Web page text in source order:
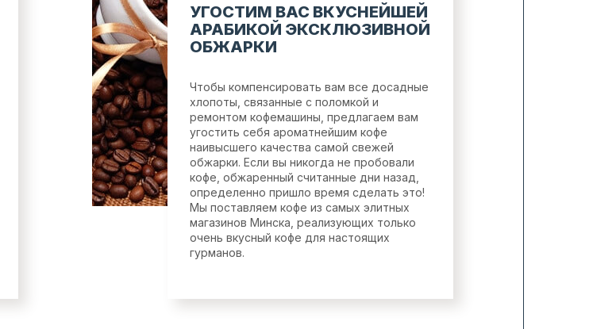
УГОСТИМ ВАС ВКУСНЕЙШЕЙ
АРАБИКОЙ ЭКСКЛЮЗИВНОЙ
ОБЖАРКИ
Чтобы компенсировать вам все досадные
хлопоты, связанные с поломкой и
ремонтом кофемашины, предлагаем вам
угостить себя ароматнейшим кофе
наивысшего качества самой свежей
обжарки. Если вы никогда не пробовали
кофе, обжаренный считанные дни назад,
определенно пришло время сделать это!
Мы поставляем кофе из самых элитных
магазинов Минска, реализующих только
очень вкусный кофе для настоящих
гурманов.